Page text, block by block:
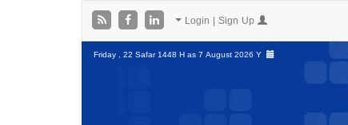
Friday , 22 Safar 1448 H as7 August 2026 Y